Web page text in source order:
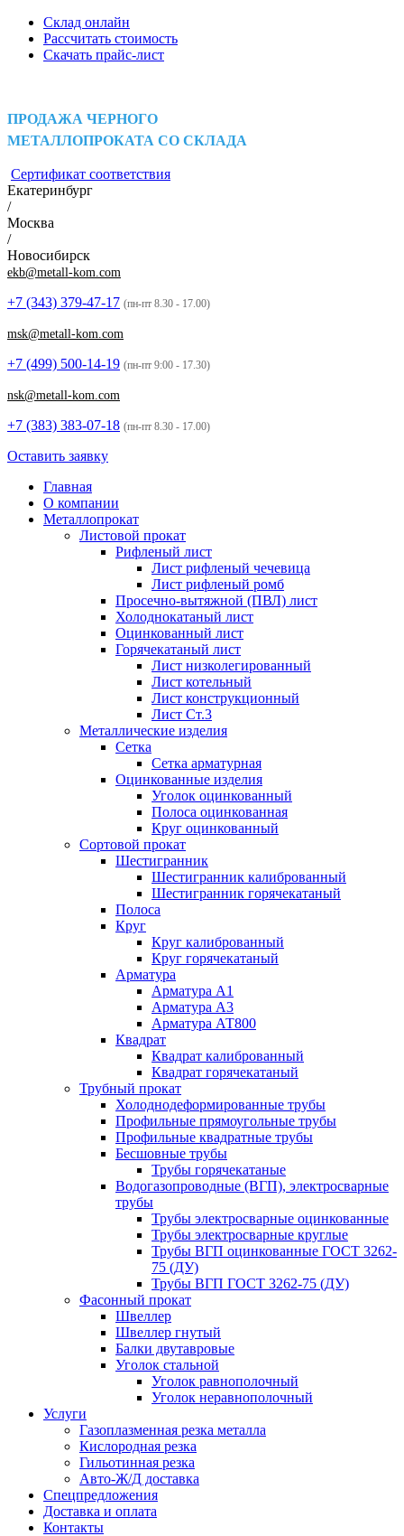
Склад онлайн
Рассчитать стоимость
Скачать прайс-лист
ПРОДАЖА ЧЕРНОГО
МЕТАЛЛОПРОКАТА СО СКЛАДА
Сертификат соответствия
Екатеринбург
/
Москва
/
Новосибирск
ekb@metall-kom.com
+7 (343) 379-47-17 (пн-пт 8.30 - 17.00)
msk@metall-kom.com
+7 (499) 500-14-19 (пн-пт 9:00 - 17.30)
nsk@metall-kom.com
+7 (383) 383-07-18 (пн-пт 8.30 - 17.00)
Оставить заявку
Главная
О компании
Металлопрокат
Листовой прокат
Рифленый лист
Лист рифленый чечевица
Лист рифленый ромб
Просечно-вытяжной (ПВЛ) лист
Холоднокатаный лист
Оцинкованный лист
Горячекатаный лист
Лист низколегированный
Лист котельный
Лист конструкционный
Лист Ст.3
Металлические изделия
Сетка
Сетка арматурная
Оцинкованные изделия
Уголок оцинкованный
Полоса оцинкованная
Круг оцинкованный
Сортовой прокат
Шестигранник
Шестигранник калиброванный
Шестигранник горячекатаный
Полоса
Круг
Круг калиброванный
Круг горячекатаный
Арматура
Арматура А1
Арматура А3
Арматура АТ800
Квадрат
Квадрат калиброванный
Квадрат горячекатаный
Трубный прокат
Холоднодеформированные трубы
Профильные прямоугольные трубы
Профильные квадратные трубы
Бесшовные трубы
Трубы горячекатаные
Водогазопроводные (ВГП), электросварные
трубы
Трубы электросварные оцинкованные
Трубы электросварные круглые
Трубы ВГП оцинкованные ГОСТ 3262-
75 (ДУ)
Трубы ВГП ГОСТ 3262-75 (ДУ)
Фасонный прокат
Швеллер
Швеллер гнутый
Балки двутавровые
Уголок стальной
Уголок равнополочный
Уголок неравнополочный
Услуги
Газоплазменная резка металла
Кислородная резка
Гильотинная резка
Авто-Ж/Д доставка
Спецпредложения
Доставка и оплата
Контакты